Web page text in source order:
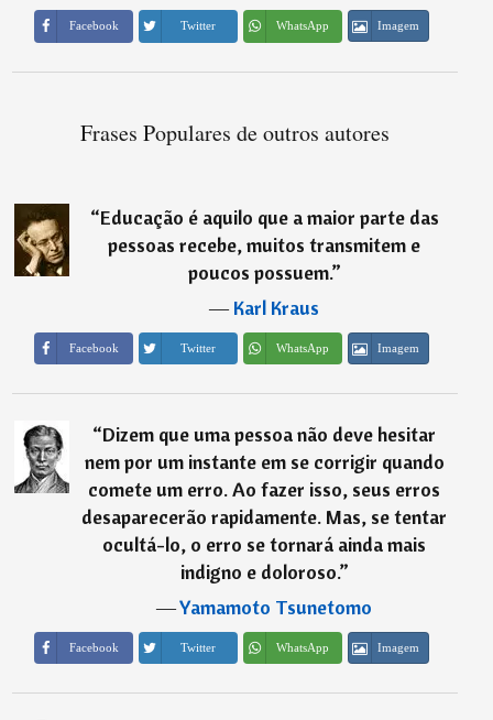
Facebook Twitter WhatsApp Imagem
Frases Populares de outros autores
“Educação é aquilo que a maior parte das
pessoas recebe, muitos transmitem e
poucos possuem.”
―Karl Kraus
Facebook Twitter WhatsApp Imagem
“Dizem que uma pessoa não deve hesitar
nem por um instante em se corrigir quando
comete um erro. Ao fazer isso, seus erros
desaparecerão rapidamente. Mas, se tentar
ocultá-lo, o erro se tornará ainda mais
indigno e doloroso.”
―Yamamoto Tsunetomo
Facebook Twitter WhatsApp Imagem